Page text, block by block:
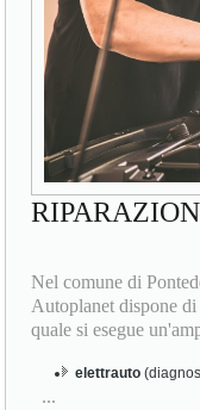
Nel comune di
Autoplanet dispone di
quale si esegue
elettrauto
...